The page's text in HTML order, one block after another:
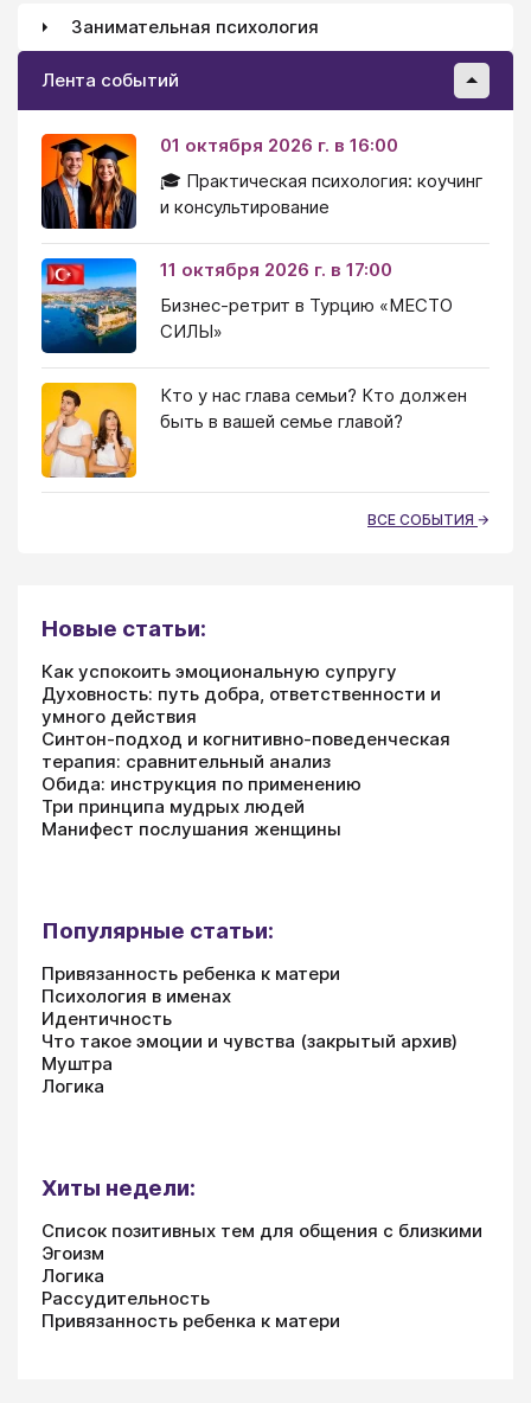
Занимательная психология
Лента событий
01 октября 2026 г. в 16:00
🎓 Практическая психология: коучинг
и консультирование
11 октября 2026 г. в 17:00
Бизнес-ретрит в Турцию «МЕСТО
СИЛЫ»
Кто у нас глава семьи? Кто должен
быть в вашей семье главой?
ВСЕ СОБЫТИЯ
Новые статьи:
Как успокоить эмоциональную супругу
Духовность: путь добра, ответственности и
умного действия
Синтон-подход и когнитивно-поведенческая
терапия: сравнительный анализ
Обида: инструкция по применению
Три принципа мудрых людей
Манифест послушания женщины
Популярные статьи:
Привязанность ребенка к матери
Психология в именах
Идентичность
Что такое эмоции и чувства (закрытый архив)
Муштра
Логика
Хиты недели:
Список позитивных тем для общения с близкими
Эгоизм
Логика
Рассудительность
Привязанность ребенка к матери